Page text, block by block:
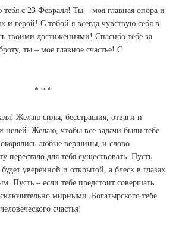
с 23 Февраля! Ты – моя главная опора и
и герой! С тобой я всегда чувствую себя в
твоими достижениями! Спасибо тебе за
ты – мое главное счастье! С
Желаю силы, бесстрашия, отваги и
целей. Желаю, чтобы все задачи были тебе
любые вершины, и слово
перестало для тебя существовать. Пусть
уверенной и открытой, а блеск в глазах
Пусть – если тебе предстоит совершать
мирными. Богатырского тебе
счастья!